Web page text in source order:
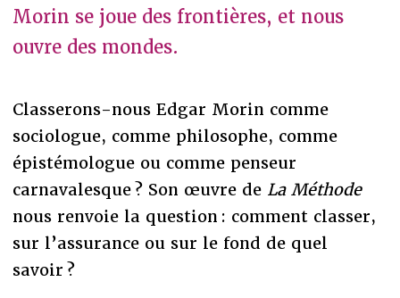
Morin se joue des frontières, et nous
ouvre des mondes.
Classerons-nous Edgar Morin comme
sociologue, comme philosophe, comme
épistémologue ou comme penseur
carnavalesque ? Son œuvre de La Méthode
nous renvoie la question : comment classer,
sur l’assurance ou sur le fond de quel
savoir ?